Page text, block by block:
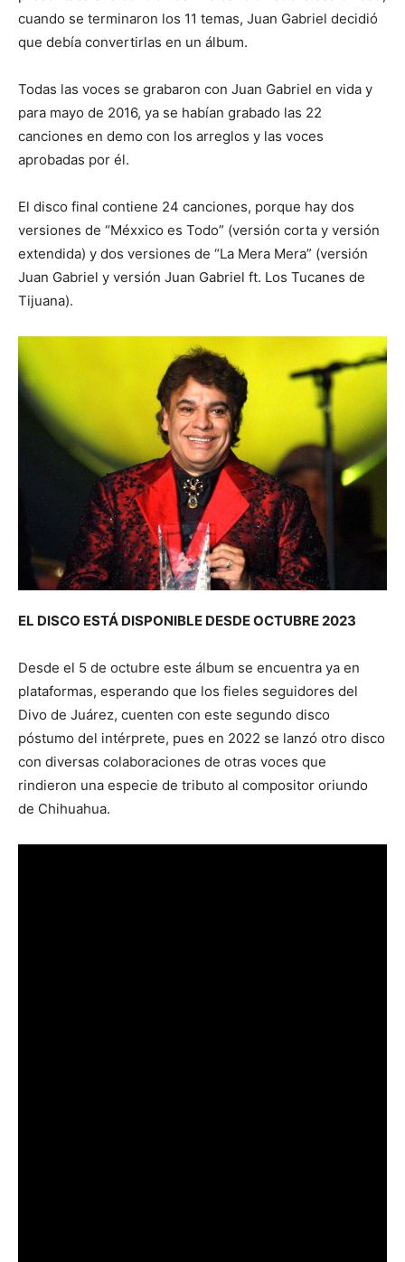
cuando se terminaron los 11 temas, Juan Gabriel decidió
que debía convertirlas en un álbum.
Todas las voces se grabaron con Juan Gabriel en vida y
para mayo de 2016, ya se habían grabado las 22
canciones en demo con los arreglos y las voces
aprobadas por él.
El disco final contiene 24 canciones, porque hay dos
versiones de “Méxxico es Todo” (versión corta y versión
extendida) y dos versiones de “La Mera Mera” (versión
Juan Gabriel y versión Juan Gabriel ft. Los Tucanes de
Tijuana).
EL DISCO ESTÁ DISPONIBLE DESDE OCTUBRE 2023
Desde el 5 de octubre este álbum se encuentra ya en
plataformas, esperando que los fieles seguidores del
Divo de Juárez, cuenten con este segundo disco
póstumo del intérprete, pues en 2022 se lanzó otro disco
con diversas colaboraciones de otras voces que
rindieron una especie de tributo al compositor oriundo
de Chihuahua.